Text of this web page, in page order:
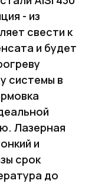
- из
свести к
и будет
системы в
Лазерная
и
срок
до